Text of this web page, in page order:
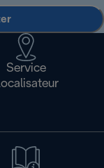
Service